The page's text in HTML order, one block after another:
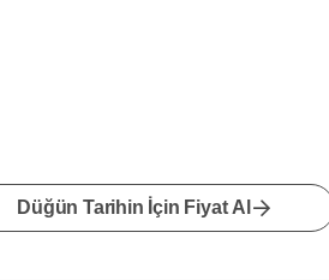
Düğün Tarihin İçin Fiyat Al